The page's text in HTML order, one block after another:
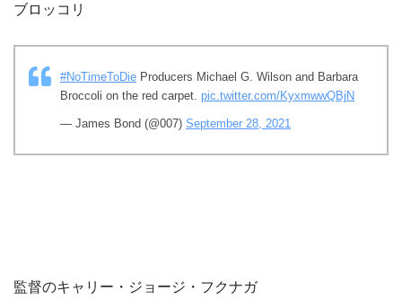
ブロッコリ
#NoTimeToDie Producers Michael G. Wilson and Barbara
Broccoli on the red carpet. pic.twitter.com/KyxmwwQBjN
— James Bond (@007) September 28, 2021
監督のキャリー・ジョージ・フクナガ